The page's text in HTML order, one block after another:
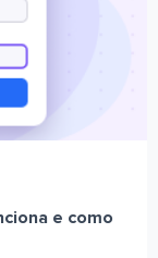
e como